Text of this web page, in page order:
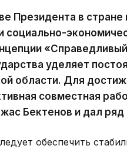
Президента в
социально-
уделяет
области. Для
совместная
Бектенов и дал ряд
обеспечить